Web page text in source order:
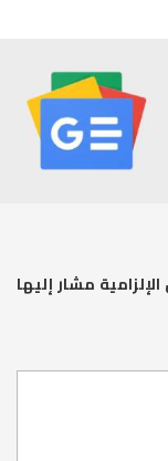
مشار إليها